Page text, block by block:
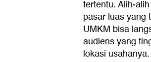
tertentu. Alih-
pasar luas yang
UMKM bisa
audiens yang
lokasi usahanya.